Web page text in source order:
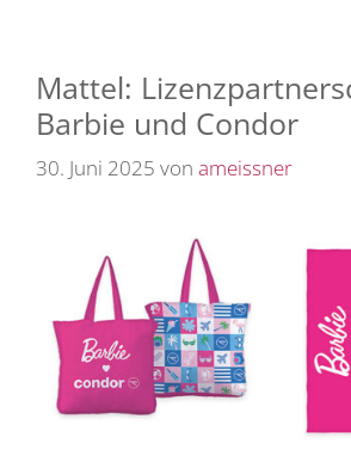
Mattel:
Barbie und Condor
30. Juni 2025 von ameissner